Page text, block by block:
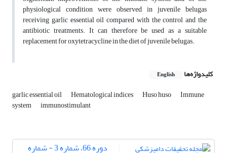
physiological condition were observed in juvenile belugas
receiving garlic essential oil compared with the control and the
antibiotic treatments. It can therefore be used as a suitable
replacement for oxytetracycline in the diet of juvenile belugas.
کلیدواژه‌ها English
garlic essential oil Hematological indices Huso huso Immune
system immunostimulant
دوره 66، شماره 3 - شماره